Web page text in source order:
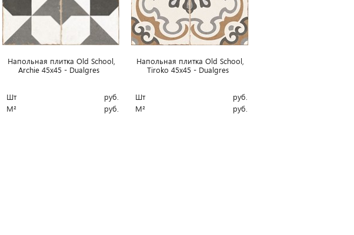
Напольная плитка Old School,
Archie 45x45 - Dualgres
Шт
руб.
М²
руб.
Напольная плитка Old School,
Tiroko 45x45 - Dualgres
Шт
руб.
М²
руб.